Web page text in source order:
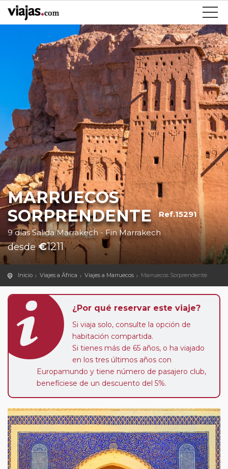
MARRUECOS
SORPRENDENTE Ref.15291
9 días Salida Marrakech - Fin Marrakech
desde€1211
Inicio Viajes a África Viajes a Marruecos Marruecos Sorprendente
¿Por qué reservar este viaje?
Si viaja solo, consulte la opción de
habitación compartida.
Si tienes más de 65 años, o ha viajado
en los tres últimos años con
Europamundo y tiene número de pasajero club,
benefíciese de un descuento del 5%.